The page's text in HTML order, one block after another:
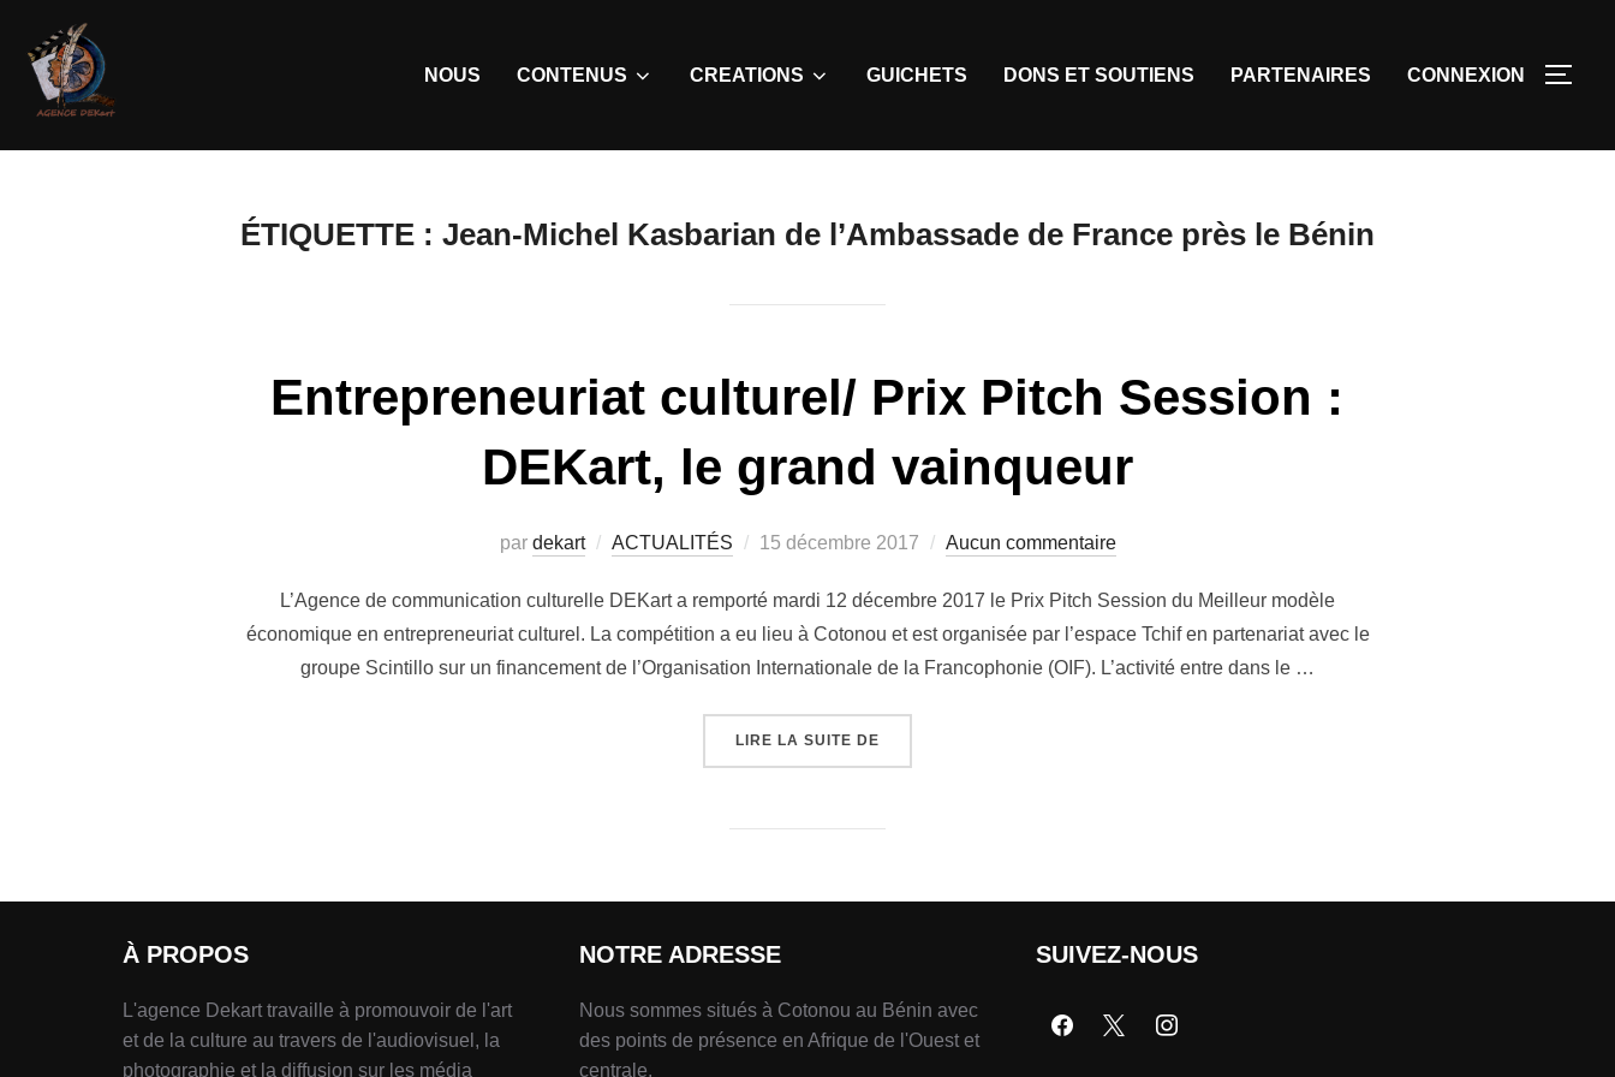
NOUS CONTENUS CREATIONS GUICHETS DONS ET SOUTIENS PARTENAIRES CONNEXION
ÉTIQUETTE : Jean-Michel Kasbarian de l’Ambassade de France près le Bénin
Entrepreneuriat culturel/ Prix Pitch Session :
DEKart, le grand vainqueur
par dekart ACTUALITÉS 15 décembre 2017 Aucun commentaire
L’Agence de communication culturelle DEKart a remporté mardi 12 décembre 2017 le Prix Pitch Session du Meilleur modèle
économique en entrepreneuriat culturel. La compétition a eu lieu à Cotonou et est organisée par l’espace Tchif en partenariat avec le
groupe Scintillo sur un financement de l’Organisation Internationale de la Francophonie (OIF). L’activité entre dans le …
LIRE LA SUITE DE
À PROPOS
L'agence Dekart travaille à promouvoir de l'art
et de la culture au travers de l'audiovisuel, la
photographie et la diffusion sur les média
NOTRE ADRESSE
Nous sommes situés à Cotonou au Bénin avec
des points de présence en Afrique de l'Ouest et
centrale.
SUIVEZ-NOUS